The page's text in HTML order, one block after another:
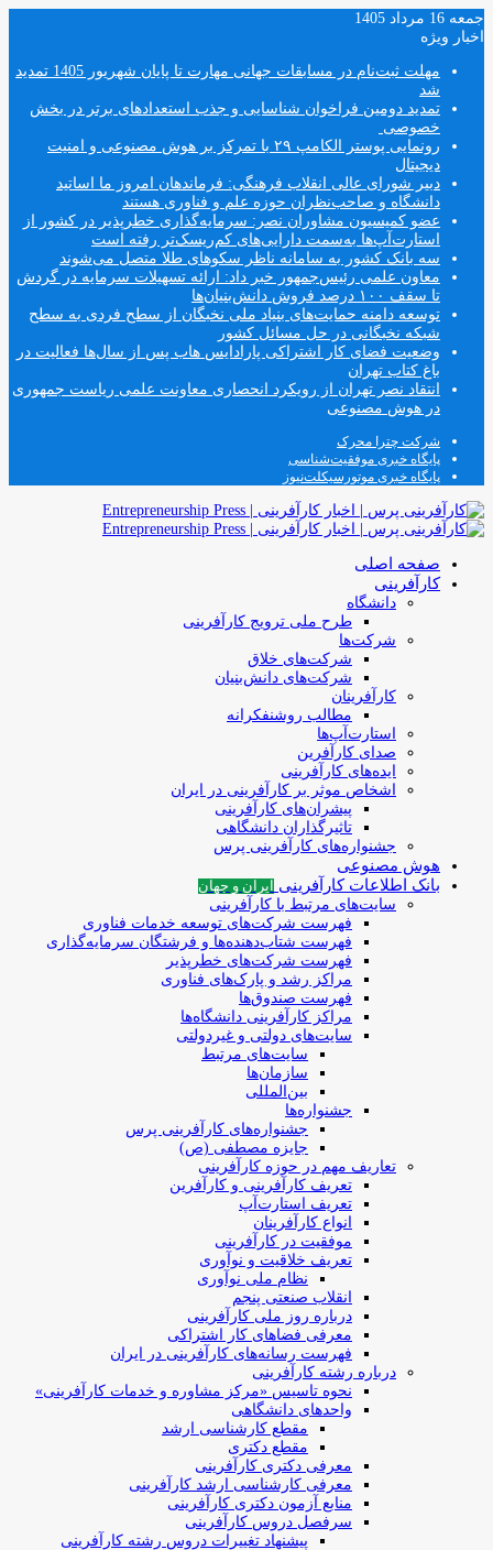
جمعه 16 مرداد 1405
اخبار ویژه
مهلت ثبت‌نام در مسابقات جهانی مهارت تا پایان شهریور 1405 تمدید
شد
تمدید دومین فراخوان شناسایی و جذب استعدادهای برتر در بخش
خصوصی
رونمایی پوستر الکامپ ۲۹ با تمرکز بر هوش مصنوعی و امنیت
دیجیتال
دبیر شورای عالی انقلاب فرهنگی: فرماندهان امروز ما اساتید
دانشگاه و صاحب‌نظران حوزه علم و فناوری هستند
عضو کمیسیون مشاوران نصر: سرمایه‌گذاری خطرپذیر در کشور از
استارت‌آپ‌ها به‌سمت دارایی‌های کم‌ریسک‌تر رفته است
سه بانک کشور به سامانه ناظر سکوهای طلا متصل می‌شوند
معاون علمی رئیس‌جمهور خبر داد: ارائه تسهیلات سرمایه در گردش
تا سقف ۱۰۰ درصد فروش دانش‌بنیان‌ها
توسعه دامنه حمایت‌های بنیاد ملی نخبگان از سطح فردی به سطح
شبکه نخبگانی در حل مسائل کشور
وضعیت فضای کار اشتراکی پارادایس هاب پس از سال‌ها فعالیت در
باغ کتاب تهران
انتقاد نصر تهران از رویکرد انحصاری معاونت علمی ریاست جمهوری
در هوش مصنوعی
شرکت چترا محرک
پایگاه خبری موفقیت‌شناسی
پایگاه خبری موتورسیکلت‌نیوز
صفحه اصلی
کارآفرینی
دانشگاه
طرح ملی ترویج کارآفرینی
شرکت‌ها
شرکت‌های خلاق
شرکت‌های دانش‌بنیان
کارآفرینان
مطالب روشنفکرانه
استارت‌آپ‌ها
صدای کارآفرین
ایده‌های کارآفرینی
اشخاص موثر بر کارآفرینی در ایران
پیشران‌های کارآفرینی
تاثیرگذاران دانشگاهی
جشنواره‌های کارآفرینی‌ پرس
هوش مصنوعی
بانک اطلاعات کارآفرینی
ایران و جهان
سایت‌های مرتبط با کارآفرینی
فهرست شرکت‌های‌‌ توسعه‌ خدمات فناوری
فهرست شتاب‌دهنده‌ها‌ و فرشتگان‌ سرمایه‌گذاری
فهرست شرکت‌های خطرپذیر
مراکز رشد و پارک‌های فناوری
فهرست صندوق‌ها
مراکز کارآفرینی دانشگاه‌ها
سایت‌های دولتی و غیردولتی
سایت‌های مرتبط
سازمان‌ها
بین‌المللی
جشنواره‌ها
جشنواره‌های کارآفرینی‌ پرس
جایزه مصطفی (ص)
تعاریف مهم در حوزه کارآفرینی
تعریف کارآفرینی و کارآفرین
تعریف استارت‌آپ
انواع کارآفرینان
موفقیت در کارآفرینی
تعریف خلاقیت و نوآوری
نظام ملی نوآوری
انقلاب صنعتی پنجم
درباره روز ملی کارآفرینی
معرفی فضاهای کار اشتراکی
فهرست رسانه‌های کارآفرینی در ایران
درباره رشته کارآفرینی
نحوه تاسیس «مرکز مشاوره و خدمات کارآفرینی»
واحدهای دانشگاهی
مقطع کارشناسی ارشد
مقطع دکتری
معرفی دکتری کارآفرینی
معرفی کارشناسی ارشد کارآفرینی
منابع آزمون دکتری کارآفرینی
سرفصل دروس کارآفرینی
پیشنهاد تغییرات دروس رشته کارآفرینی